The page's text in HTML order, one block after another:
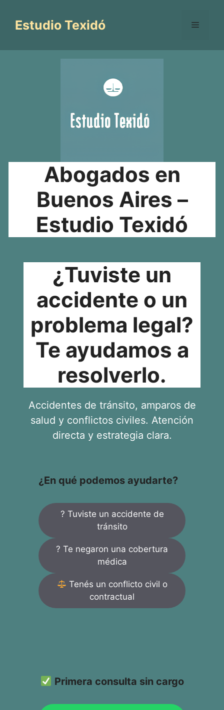
contenido
Estudio Texidó Menú
Abogados en
Buenos Aires –
Estudio Texidó
¿Tuviste un
accidente o un
problema legal?
Te ayudamos a
resolverlo.
Accidentes de tránsito, amparos de
salud y conflictos civiles. Atención
directa y estrategia clara.
¿En qué podemos ayudarte?
? Tuviste un accidente de
tránsito
? Te negaron una cobertura
médica
Tenés un conflicto civil o
contractual
Primera consulta sin cargo